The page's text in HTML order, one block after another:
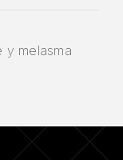
y melasma